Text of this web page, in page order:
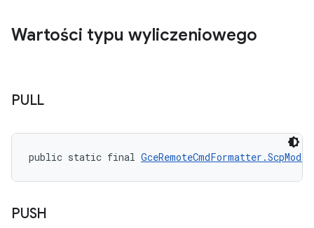
Wartości typu wyliczeniowego
PULL
public static final GceRemoteCmdFormatter.ScpMode
PUSH